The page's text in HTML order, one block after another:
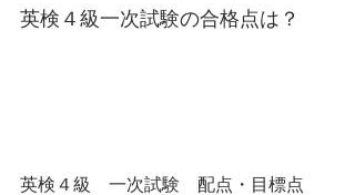
英検４級一次試験の合格点は？
英検４級　一次試験　配点・目標点